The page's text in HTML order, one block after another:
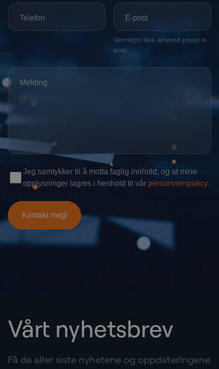
Vårt nyhetsbrev
Få de aller siste nyhetene og oppdateringene